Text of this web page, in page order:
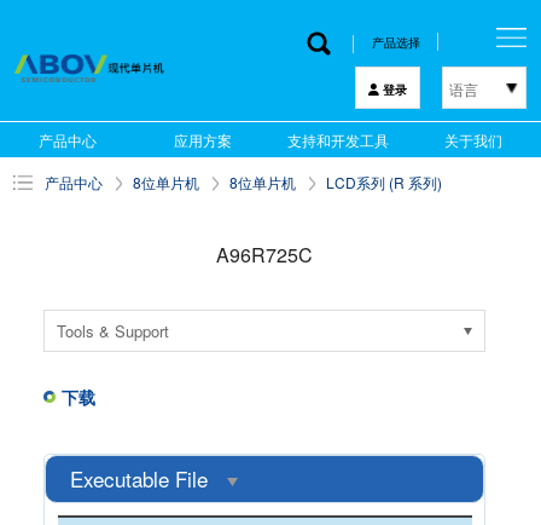
产品选择
登录 语言
한국어
English
产品中心 应用方案 支持和开发工具 关于我们
产品中心 8位单片机 8位单片机 LCD系列 (R 系列)
A96R725C
Tools & Support
下载
Executable File